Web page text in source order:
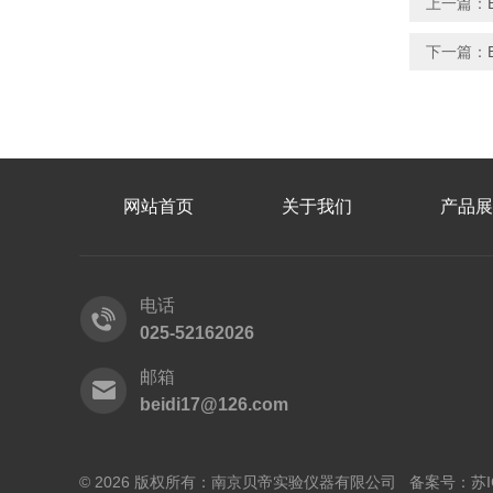
下一篇：
网站首页 关于我们 产品
电话
025-52162026
邮箱
beidi17@126.com
© 2026 版权所有：南京贝帝实验仪器有限公司 备案号： 苏